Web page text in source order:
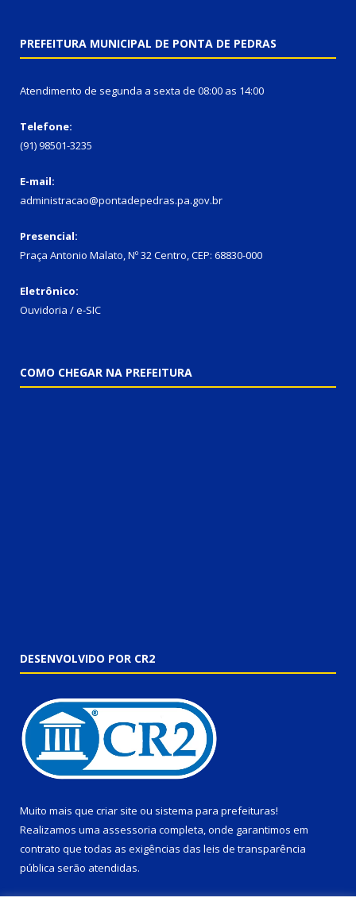
PREFEITURA MUNICIPAL DE PONTA DE PEDRAS
Atendimento de segunda a sexta de 08:00 as 14:00
Telefone:
(91) 98501-3235
E-mail:
administracao@pontadepedras.pa.gov.br
Presencial:
Praça Antonio Malato, Nº 32 Centro, CEP: 68830-000
Eletrônico:
Ouvidoria / e-SIC
COMO CHEGAR NA PREFEITURA
DESENVOLVIDO POR CR2
Muito mais que criar site ou sistema para prefeituras!
Realizamos uma assessoria completa, onde garantimos em
contrato que todas as exigências das leis de transparência
pública serão atendidas.